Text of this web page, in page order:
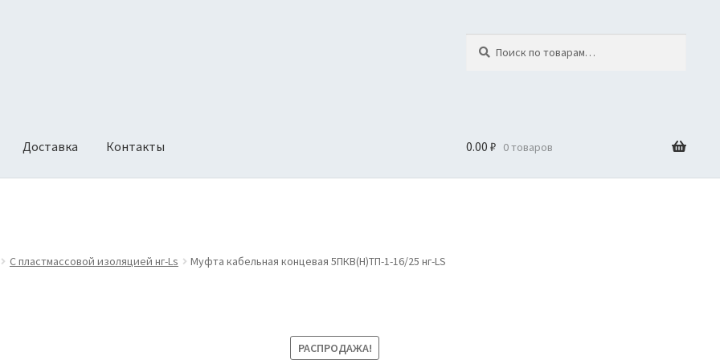
Доставка Контакты 0.00₽ 0 товаров
С пластмассовой изоляцией нг-Ls Муфта кабельная концевая 5ПКВ(Н)ТП-1-16/25 нг-LS
РАСПРОДАЖА!